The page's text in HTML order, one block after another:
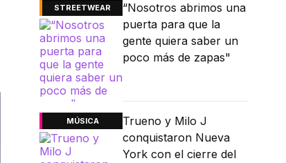
STREETWEAR
“Nosotros abrimos una
puerta para que la
gente quiera saber un
poco más de zapas"
MÚSICA
Trueno y Milo J
conquistaron Nueva
York con el cierre del